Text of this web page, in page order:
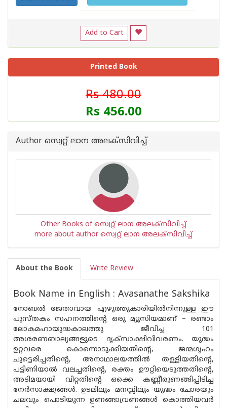
Add to Cart
Printed Book
Rs 480.00
Rs 456.00
Author സ്വെറ്റ് ലാന അലക്സിവിച്ച്
Other Books of സ്വെറ്റ് ലാന അലക്സിവിച്ച്
more about author സ്വെറ്റ് ലാന അലക്സിവിച്ച്
About the Book Write Review
Book Name in English : Avasanathe Sakshika
നോബല്‍ ജേതാവായ എഴുത്തുകാരിയില്‍നിന്നുള്ള ഈ
പുസ്തകം സഹനത്തിന്റെ ഒരു മ്യൂസിയമാണ് – രണ്ടാം
ലോകമഹായുദ്ധകാലത്തു ജീവിച്ച 101
അശരണബാല്യങ്ങളുടെ ദൃക്സാക്ഷിവിവരണം. യുദ്ധം
ഉറ്റവരെ കൊന്നൊടുക്കിയതിന്റെ, ജന്മഗൃഹം
ചുട്ടെരിച്ചതിന്റെ, അനാഥാലയത്തില്‍ തള്ളിയതിന്റെ,
പട്ടിണിയാല്‍ വലച്ചതിന്റെ, രക്തം ഊറ്റിയെടുത്തതിന്റെ,
അടിമയായി വിറ്റതിന്റെ ഒക്കെ കണ്ണീരുണങ്ങിപ്പിടിച്ച
നേര്‍സാക്ഷ്യങ്ങള്‍. ഉടലിലും മനസ്സിലും യുദ്ധം ചോരയും
ചലവും പൊടിയുന്ന ഉണങ്ങാവ്രണങ്ങള്‍ കൊത്തിയവര്‍